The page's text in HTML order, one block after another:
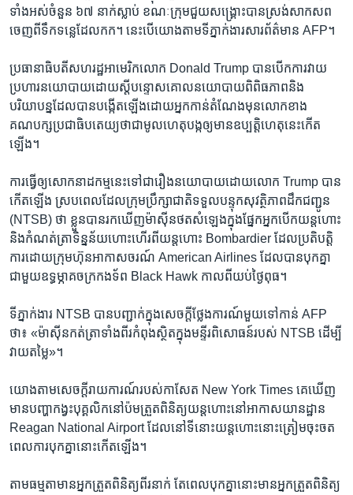
ទាំងអស់​ចំនួន ៦៧ នាក់​ស្លាប់ ខណៈ​ក្រុម​ជួយ​សង្គ្រោះ​បាន​ស្រង់​សាកសព​
ចេញពី​ទឹក​ទន្លេ​ដែល​កក។ នេះ​បើ​យោង​តាម​ទីភ្នាក់ងារ​សារព័ត៌មាន AFP។
ប្រធានាធិបតី​សហរដ្ឋ​អាមេរិកលោក Donald Trump បាន​បើក​ការ​វាយ
ប្រហារ​នយោបាយ​ដោយ​ស្តីបន្ទោស​គោលនយោបាយ​ពិពិធភាព​និង​
បរិយាបន្ន​ដែល​បាន​បង្កើត​ឡើង​ដោយ​អ្នក​កាន់​តំណែង​មុន​លោក​ខាង​
គណបក្ស​ប្រជាធិបតេយ្យ​ថា​ជា​មូលហេតុ​បង្ក​ឲ្យ​មាន​ឧប្បត្តិហេតុ​នេះ​កើត
ឡើង។
ការ​ធ្វើឲ្យ​សោកនាដកម្ម​នេះ​ទៅ​ជា​រឿង​នយោបាយ​ដោយ​លោក Trump បាន​
កើតឡើង ស្របពេល​ដែល​ក្រុមប្រឹក្សា​ជាតិ​ទទួល​បន្ទុក​សុវត្ថិភាព​ដឹកជញ្ជូន
(NTSB) ថា ខ្លួន​បាន​រកឃើញ​ម៉ាស៊ីន​ថត​សំឡេង​ក្នុង​ផ្នែក​អ្នក​បើក​យន្តហោះ​
និង​កំណត់ត្រា​ទិន្នន័យ​ហោះហើរ​ពី​យន្តហោះ Bombardier ដែល​ប្រតិបត្តិ
ការ​ដោយ​ក្រុមហ៊ុន​អាកាសចរណ៍ American Airlines ដែល​បាន​បុកគ្នា​
ជាមួយ​ឧទ្ធម្ភាគចក្រ​កងទ័ព Black Hawk កាលពី​យប់​ថ្ងៃ​ពុធ។
ទីភ្នាក់ងារ NTSB បាន​បញ្ជាក់​ក្នុង​សេចក្តី​ថ្លែងការណ៍​មួយ​ទៅកាន់ AFP
ថា៖ «ម៉ាស៊ីន​កត់ត្រា​ទាំងពីរ​កំពុង​ស្ថិត​ក្នុង​មន្ទីរ​ពិសោធន៍​របស់ NTSB ដើម្បី​
វាយតម្លៃ»។
យោង​តាម​សេចក្តី​រាយការណ៍​របស់​កាសែត New York Times គេ​ឃើញ​
មាន​បញ្ហា​កង្វះ​បុគ្គលិក​នៅ​ប៉ម​ត្រួតពិនិត្យ​យន្តហោះ​នៅ​អាកាសយានដ្ឋាន
Reagan National Airport ដែល​នៅ​ទីនោះ​យន្តហោះ​នោះ​ត្រៀម​ចុះចត​
ពេល​ការ​បុកគ្នា​នោះ​កើតឡើង។
តាម​ធម្មតា​មាន​អ្នក​ត្រួតពិនិត្យ​ពីរ​នាក់ តែ​ពេល​បុកគ្នា​នោះ​មាន​អ្នក​ត្រួតពិនិត្យ​